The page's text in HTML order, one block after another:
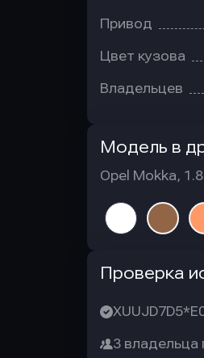
Привод
Цвет кузова
Владельцев
Модель в
Opel Mokka,
Проверка
3